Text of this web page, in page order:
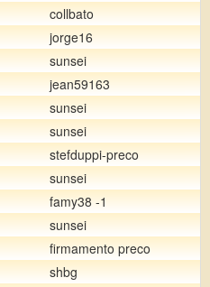
collbato
jorge16
sunsei
jean59163
sunsei
sunsei
stefduppi-preco
sunsei
famy38 -1
sunsei
firmamento preco
shbg